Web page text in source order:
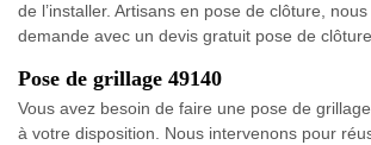
de l’installer. Artisans en pose de clôture,
demande avec un devis gratuit pose de
Pose de grillage 49140
Vous avez besoin de faire une pose de
à votre disposition. Nous intervenons pour